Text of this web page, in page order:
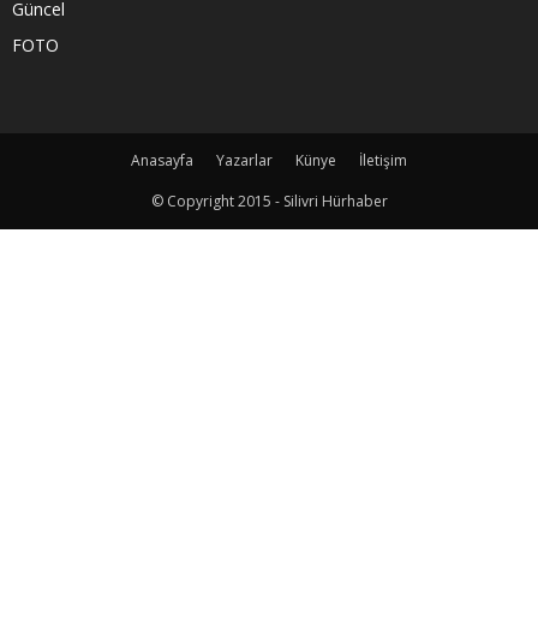
Güncel
FOTO
Anasayfa Yazarlar Künye
İletişim
© Copyright 2015 - Silivri Hürhaber